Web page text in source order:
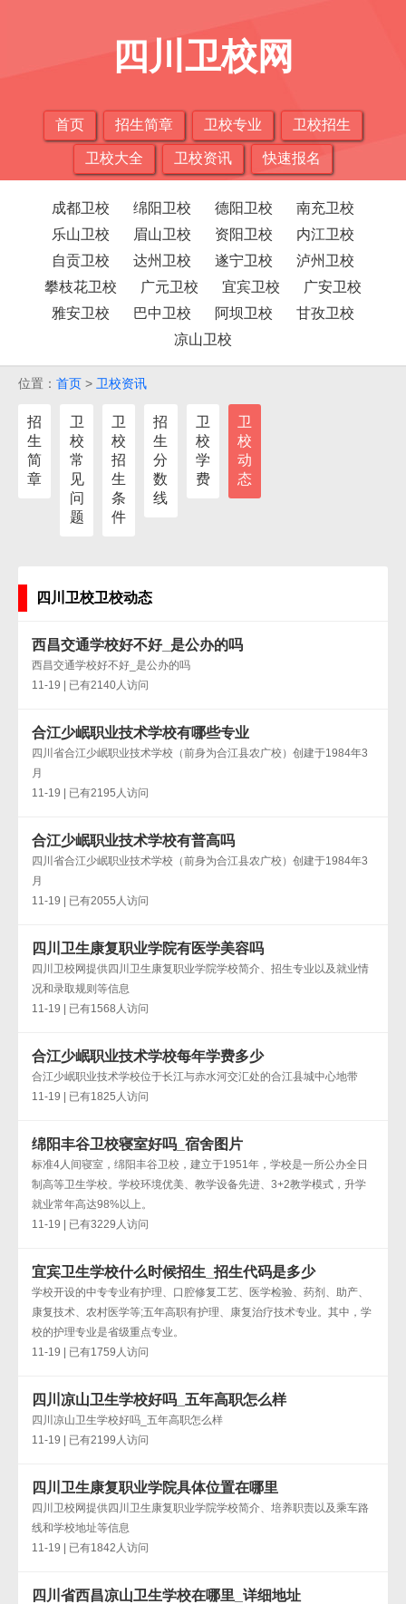
四川卫校网
首页 招生简章 卫校专业 卫校招生
卫校大全 卫校资讯 快速报名
成都卫校 绵阳卫校 德阳卫校
南充卫校
乐山卫校
眉山卫校 资阳卫校
内江卫校
自贡卫校
达州卫校 遂宁卫校
泸州卫校
攀枝花卫校
广元卫校 宜宾卫校
广安卫校
雅安卫校
巴中卫校 阿坝卫校
甘孜卫校
凉山卫校
位置： 首页 > 卫校资讯
招
生
简
章
卫
校
常
见
问
题
卫
校
招
生
条
件
招
生
分
数
线
卫
校
学
费
卫
校
动
态
四川卫校卫校动态
西昌交通学校好不好_是公办的吗
西昌交通学校好不好_是公办的吗
11-19 | 已有2140人访问
合江少岷职业技术学校有哪些专业
四川省合江少岷职业技术学校（前身为合江县农广校）创建于1984年3
月
11-19 | 已有2195人访问
合江少岷职业技术学校有普高吗
四川省合江少岷职业技术学校（前身为合江县农广校）创建于1984年3
月
11-19 | 已有2055人访问
四川卫生康复职业学院有医学美容吗
四川卫校网提供四川卫生康复职业学院学校简介、招生专业以及就业情
况和录取规则等信息
11-19 | 已有1568人访问
合江少岷职业技术学校每年学费多少
合江少岷职业技术学校位于长江与赤水河交汇处的合江县城中心地带
11-19 | 已有1825人访问
绵阳丰谷卫校寝室好吗_宿舍图片
标准4人间寝室，绵阳丰谷卫校，建立于1951年，学校是一所公办全日
制高等卫生学校。学校环境优美、教学设备先进、3+2教学模式，升学
就业常年高达98%以上。
11-19 | 已有3229人访问
宜宾卫生学校什么时候招生_招生代码是多少
学校开设的中专专业有护理、口腔修复工艺、医学检验、药剂、助产、
康复技术、农村医学等;五年高职有护理、康复治疗技术专业。其中，学
校的护理专业是省级重点专业。
11-19 | 已有1759人访问
四川凉山卫生学校好吗_五年高职怎么样
四川凉山卫生学校好吗_五年高职怎么样
11-19 | 已有2199人访问
四川卫生康复职业学院具体位置在哪里
四川卫校网提供四川卫生康复职业学院学校简介、培养职责以及乘车路
线和学校地址等信息
11-19 | 已有1842人访问
四川省西昌凉山卫生学校在哪里_详细地址